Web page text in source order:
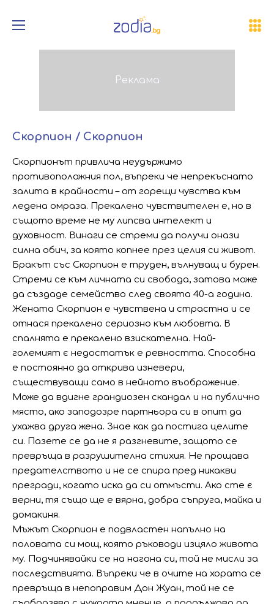
Скорпион / Скорпион
Скорпионът привлича неудържимо
противоположния пол, въпреки че непрекъснато
залита в крайности – от горещи чувства към
ледена омраза. Прекалено чувствителен е, но в
същото време не му липсва интелект и
духовност. Винаги се стреми да получи онази
силна обич, за която копнее през целия си живот.
Бракът със Скорпион е труден, вълнуващ и бурен.
Стреми се към личната си свобода, затова може
да създаде семейство след своята 40-а година.
Жената Скорпион е чувствена и страстна и се
отнася прекалено сериозно към любовта. В
спалнята е прекалено взискателна. Най-
големият є недостатък е ревността. Способна
е постоянно да открива изневери,
съществуващи само в нейното въображение.
Може да вдигне грандиозен скандал и на публично
място, ако заподозре партньора си в опит да
ухажва друга жена. Знае как да постига целите
си. Пазете се да не я разгневите, защото се
превръща в разрушителна стихия. Не прощава
предателството и не се спира пред никакви
прегради, когато иска да си отмъсти. Ако сте є
верни, тя също ще е вярна, добра съпруга, майка и
домакиня.
Мъжът Скорпион е подвластен напълно на
половата си мощ, която ръководи изцяло живота
му. Подчинявайки се на нагона си, той не мисли за
последствията. Въпреки че в очите на хората се
превръща в непоправим Дон Жуан, той не се